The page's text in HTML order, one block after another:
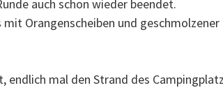
auch schon wieder beendet.
mit Orangenscheiben und
mal den Strand des